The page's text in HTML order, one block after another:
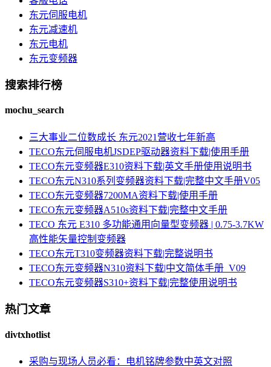
东元伺服电机
东元减速机
东元电机
东元变频器
搜索排行榜
mochu_search
三大事业二位数成长 东元2021营收七年新高
TECO东元伺服电机JSDEP驱动器资料下载|使用手册
TECO东元变频器E310资料下载|英文手册使用说明书
TECO东元N310系列变频器资料下载|完整中文手册V05
TECO东元变频器7200MA资料下载|使用手册
TECO东元变频器A510s资料下载|完整中文手册
TECO 东元 E310 多功能通用向量型变频器 | 0.75-3.7KW
高性能矢量控制变频器
TECO东元T310变频器资料下载|完整说明书
TECO东元变频器N310资料下载|中文简体手册_V09
TECO东元变频器S310+资料下载|完整使用说明书
热门文章
divtxhotlist
采购与现场人员必看：电机铭牌参数中英文对照